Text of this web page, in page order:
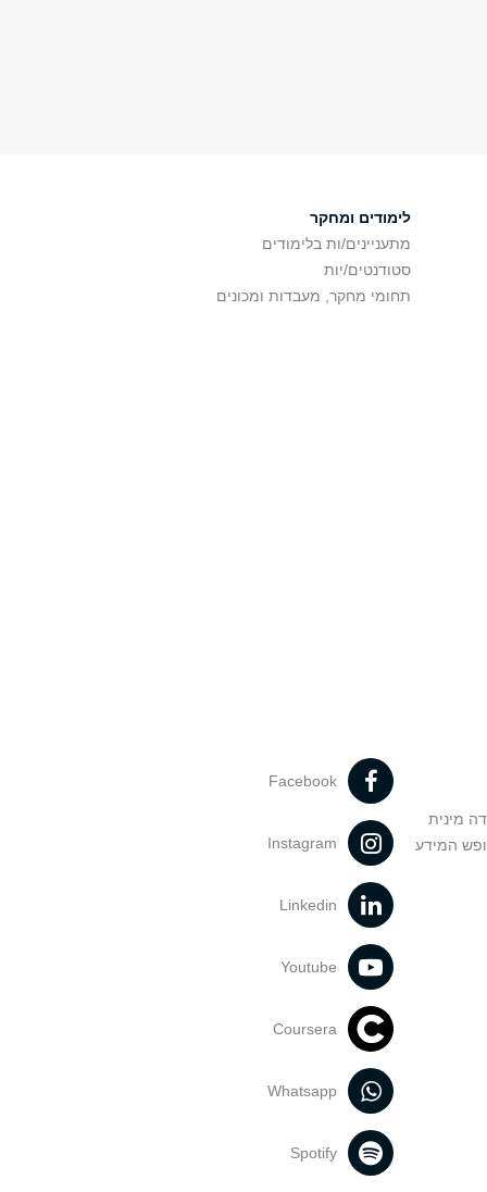
לימודים ומחקר
מתעניינים/ות בלימודים
סטודנטים/יות
תחומי מחקר, מעבדות ומכונים
מינית
המידע
Facebook
Instagram
Linkedin
Youtube
Coursera
Whatsapp
Spotify